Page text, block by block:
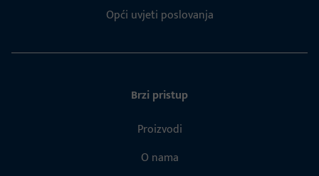
Opći uvjeti poslovanja
Brzi pristup
Proizvodi
O nama